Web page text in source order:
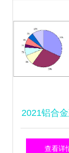
2021铝合
板市场调研
查看详